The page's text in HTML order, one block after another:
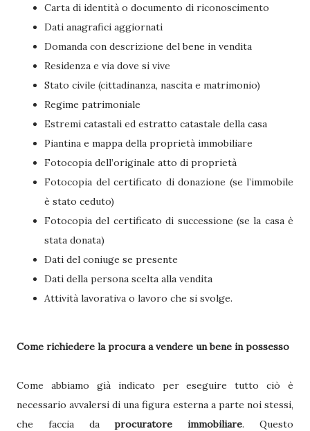
Carta di identità o documento di riconoscimento
Dati anagrafici aggiornati
Domanda con descrizione del bene in vendita
Residenza e via dove si vive
Stato civile (cittadinanza, nascita e matrimonio)
Regime patrimoniale
Estremi catastali ed estratto catastale della casa
Piantina e mappa della proprietà immobiliare
Fotocopia dell’originale atto di proprietà
Fotocopia del certificato di donazione (se l’immobile
è stato ceduto)
Fotocopia del certificato di successione (se la casa è
stata donata)
Dati del coniuge se presente
Dati della persona scelta alla vendita
Attività lavorativa o lavoro che si svolge.
Come richiedere la procura a vendere un bene in possesso
Come abbiamo già indicato per eseguire tutto ciò è
necessario avvalersi di una figura esterna a parte noi stessi,
che faccia daprocuratore immobiliare. Questo